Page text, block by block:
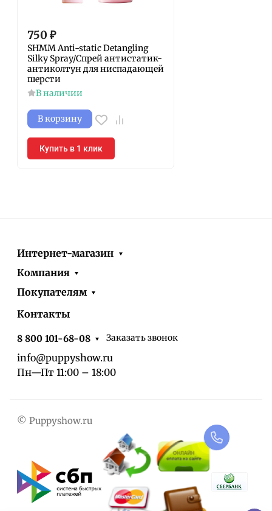
750 ₽
SHMM Anti-static Detangling
Silky Spray/Спрей антистатик-
антиколтун для ниспадающей
шерсти
В наличии
В корзину
Купить в 1 клик
Интернет-магазин
Компания
Покупателям
Контакты
8 800 101-68-08 Заказать звонок
info@puppyshow.ru
Пн—Пт 11:00 – 18:00
© Puppyshow.ru